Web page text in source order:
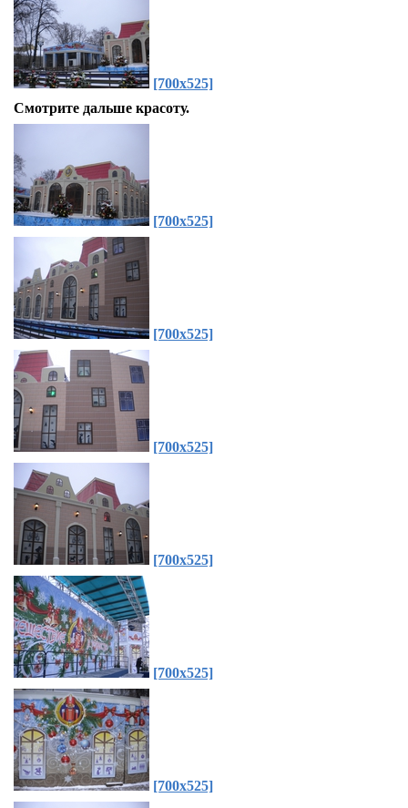
[700x525]
Смотрите дальше красоту.
[700x525]
[700x525]
[700x525]
[700x525]
[700x525]
[700x525]